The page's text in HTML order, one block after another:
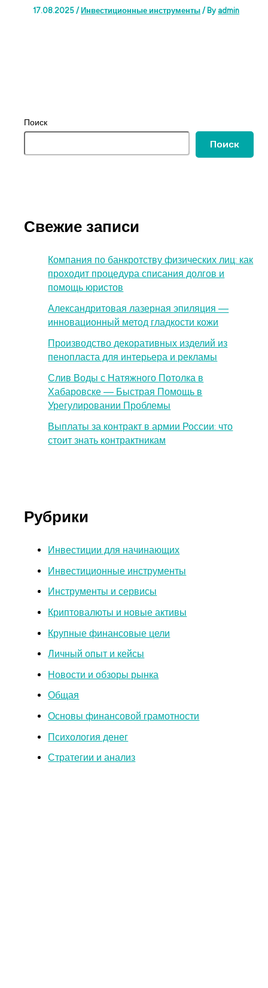
Поиск
Поиск
Свежие записи
Компания по банкротству физических лиц: как
проходит процедура списания долгов и
помощь юристов
Александритовая лазерная эпиляция —
инновационный метод гладкости кожи
Производство декоративных изделий из
пенопласта для интерьера и рекламы
Слив Воды с Натяжного Потолка в
Хабаровске — Быстрая Помощь в
Урегулировании Проблемы
Выплаты за контракт в армии России: что
стоит знать контрактникам
Рубрики
Инвестиции для начинающих
Инвестиционные инструменты
Инструменты и сервисы
Криптовалюты и новые активы
Крупные финансовые цели
Личный опыт и кейсы
Новости и обзоры рынка
Общая
Основы финансовой грамотности
Психология денег
Стратегии и анализ
17.08.2025/ Инвестиционные инструменты / By admin